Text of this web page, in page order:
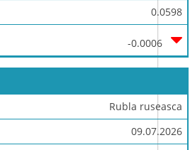
0.0598
-0.0006
Rubla ruseasca
09.07.2026